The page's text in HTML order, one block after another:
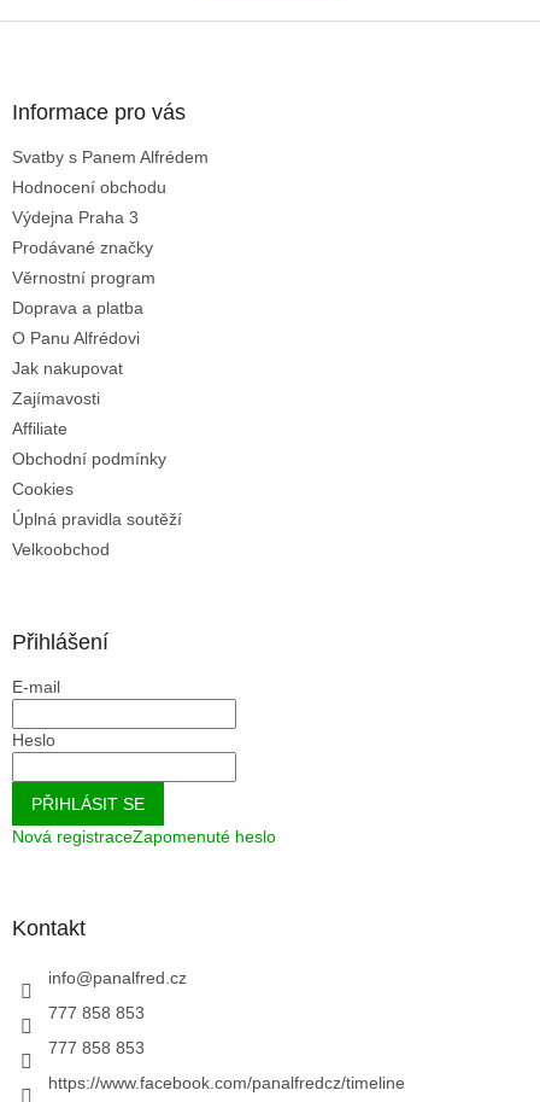
v
Informace pro vás
Svatby s Panem Alfrédem
Hodnocení obchodu
Výdejna Praha 3
Prodávané značky
Věrnostní program
Doprava a platba
O Panu Alfrédovi
Jak nakupovat
Zajímavosti
Affiliate
Obchodní podmínky
Cookies
Úplná pravidla soutěží
Velkoobchod
Přihlášení
E-mail
Heslo
PŘIHLÁSIT SE
Nová registraceZapomenuté heslo
Kontakt
info@panalfred.cz
777 858 853
777 858 853
https://www.facebook.com/panalfredcz/timeline